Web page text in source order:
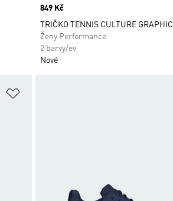
Price
849 Kč
TRIČKO TENNIS CULTURE GRAPHIC
Ženy Performance
2 barvy/ev
Nové